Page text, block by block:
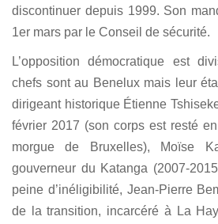
discontinuer depuis 1999. Son
1er mars par le Conseil de sécurité.
L’opposition démocratique est
chefs sont au Benelux mais leur
dirigeant historique Étienne
février 2017 (son corps est resté
morgue de Bruxelles), Moïse
gouverneur du Katanga (2007-
peine d’inéligibilité, Jean-Pierre
de la transition, incarcéré à La